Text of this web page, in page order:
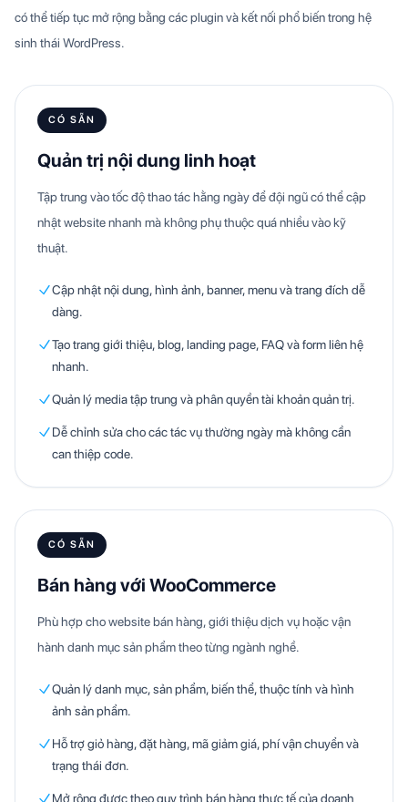
có thể tiếp tục mở rộng bằng các plugin và kết nối phổ biến trong hệ
sinh thái WordPress.
CÓ SẴN
Quản trị nội dung linh hoạt
Tập trung vào tốc độ thao tác hằng ngày để đội ngũ có thể cập
nhật website nhanh mà không phụ thuộc quá nhiều vào kỹ
thuật.
Cập nhật nội dung, hình ảnh, banner, menu và trang đích dễ
dàng.
Tạo trang giới thiệu, blog, landing page, FAQ và form liên hệ
nhanh.
Quản lý media tập trung và phân quyền tài khoản quản trị.
Dễ chỉnh sửa cho các tác vụ thường ngày mà không cần
can thiệp code.
CÓ SẴN
Bán hàng với WooCommerce
Phù hợp cho website bán hàng, giới thiệu dịch vụ hoặc vận
hành danh mục sản phẩm theo từng ngành nghề.
Quản lý danh mục, sản phẩm, biến thể, thuộc tính và hình
ảnh sản phẩm.
Hỗ trợ giỏ hàng, đặt hàng, mã giảm giá, phí vận chuyển và
trạng thái đơn.
Mở rộng được theo quy trình bán hàng thực tế của doanh